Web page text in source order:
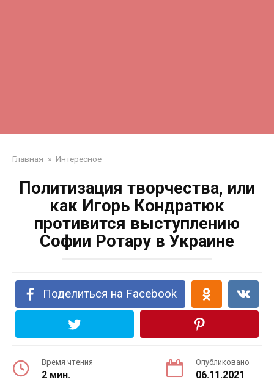
Главная » Интересное
Политизация творчества, или
как Игорь Кондратюк
противится выступлению
Софии Ротару в Украине
Поделиться на Facebook
Время чтения
2 мин.
Опубликовано
06.11.2021